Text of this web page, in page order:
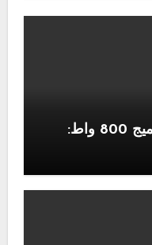
احترافية الخبز مع عجانة سميج 800 واط: